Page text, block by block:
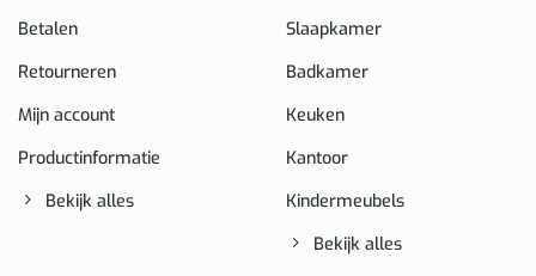
Betalen
Retourneren
Mijn account
Productinformatie
Bekijk alles
Slaapkamer
Badkamer
Keuken
Kantoor
Kindermeubels
Bekijk alles